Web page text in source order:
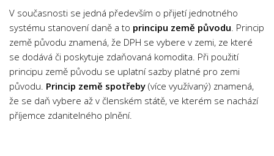
Dějepis
Design a grafika
Gastronomie
Média
V současnosti se jedná především o přijetí jednotného
systému stanovení daně a to principu země původu. Princip
země původu znamená, že DPH se vybere v zemi, ze které
se dodává či poskytuje zdaňovaná komodita. Při použití
principu země původu se uplatní sazby platné pro zemi
původu. Princip země spotřeby (více využívaný) znamená,
že se daň vybere až v členském státě, ve kterém se nachází
příjemce zdanitelného plnění.